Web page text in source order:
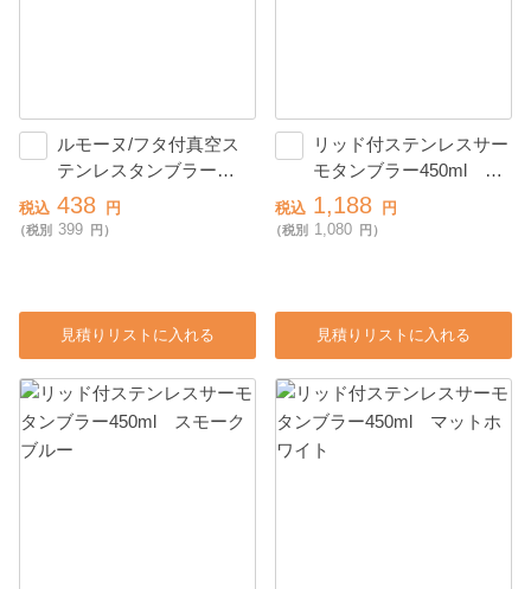
ルモーヌ/フタ付真空ス
テンレスタンブラー
300ml
税込 438 円
（税別 399 円）
見積りリストに入れる
リッド付ステンレスサー
モタンブラー450ml ベ
ージュ
税込 1,188 円
（税別 1,080 円）
見積りリストに入れる